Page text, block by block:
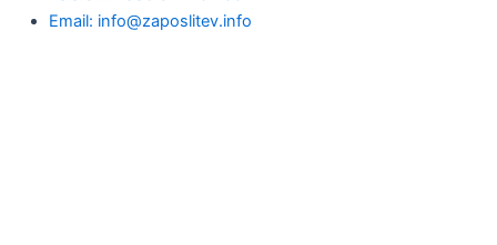
Email: info@zaposlitev.info